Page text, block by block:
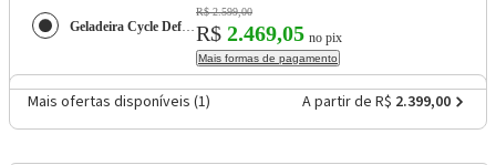
Geladeira Cycle Defrost Duplex 410L Inverter Prata Midea MDRT554EVF501 110V
R$ 2.599,00
R$ 2.469,05 no pix
Mais formas de pagamento
Mais ofertas disponíveis (1) A partir de R$ 2.399,00